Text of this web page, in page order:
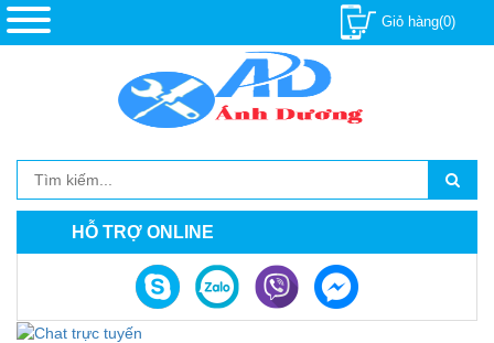
Giỏ hàng(0)
HỖ TRỢ ONLINE